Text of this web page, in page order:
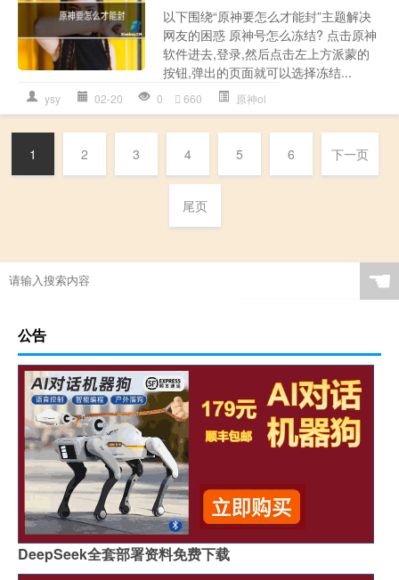
以下围绕“原神要怎么才能封”主题解决
网友的困惑 原神号怎么冻结? 点击原神
软件进去,登录,然后点击左上方派蒙的
按钮,弹出的页面就可以选择冻结...
ysy 02-20 0 660 原神ol
1 2 3 4 5 6 下一页
尾页
☚
公告
DeepSeek全套部署资料免费下载